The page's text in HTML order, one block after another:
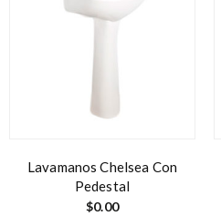
Lavamanos Chelsea Con
Pedestal
$0.00